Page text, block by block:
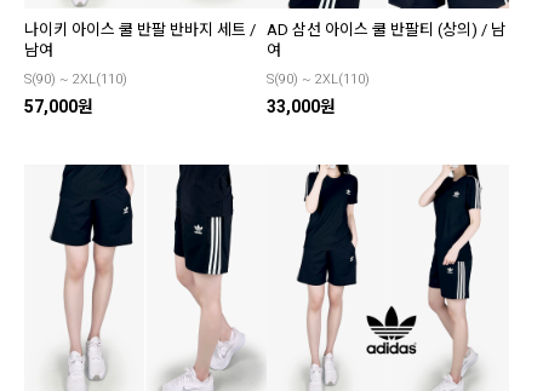
나이키 아이스 쿨 반팔 반바지 세트 /
남여
S(90) ~ 2XL(110)
57,000원
AD 삼선 아이스 쿨 반팔티 (상의) / 남
여
S(90) ~ 2XL(110)
33,000원